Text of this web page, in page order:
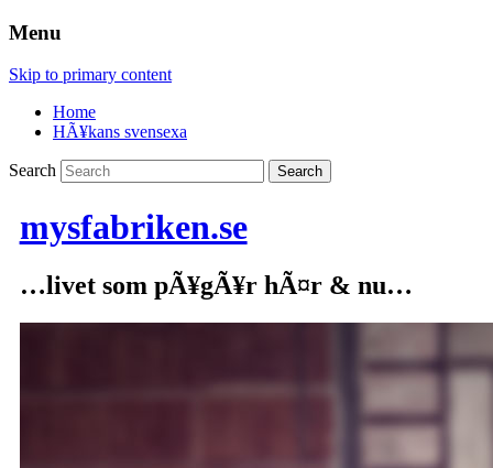
Menu
Skip to primary content
Home
HÃ¥kans svensexa
Search
mysfabriken.se
…livet som pÃ¥gÃ¥r hÃ¤r & nu…